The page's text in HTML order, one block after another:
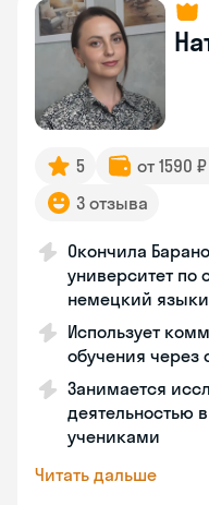
5 от 1590
3 отзыва
Окончила
университет по
немецкий языки
Использует
обучения через
Занимается
деятельностью
учениками
Читать дальше